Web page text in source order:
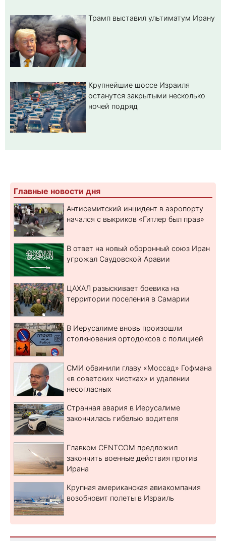
Трамп выставил ультиматум Ирану
Крупнейшие шоссе Израиля
останутся закрытыми несколько
ночей подряд
Главные новости дня
Антисемитский инцидент в аэропорту
начался с выкриков «Гитлер был прав»
В ответ на новый оборонный союз Иран
угрожал Саудовской Аравии
ЦАХАЛ разыскивает боевика на
территории поселения в Самарии
В Иерусалиме вновь произошли
столкновения ортодоксов с полицией
СМИ обвинили главу «Моссад» Гофмана
«в советских чистках» и удалении
несогласных
Странная авария в Иерусалиме
закончилась гибелью водителя
Главком CENTCOM предложил
закончить военные действия против
Ирана
Крупная американская авиакомпания
возобновит полеты в Израиль